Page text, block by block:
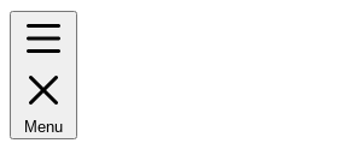
Menu